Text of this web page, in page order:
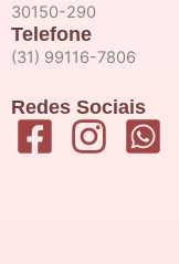
30150-290
Telefone
(31) 99116-7806
Redes Sociais